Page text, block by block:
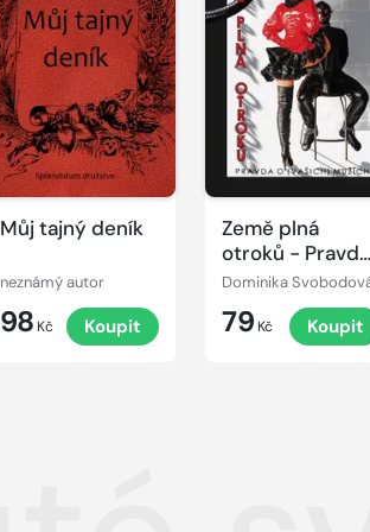
Můj tajný deník
neznámý autor
98 Kč Koupit
Země plná
otroků - Pravda
o (vašich)
Dominika
79 Kč Koupit